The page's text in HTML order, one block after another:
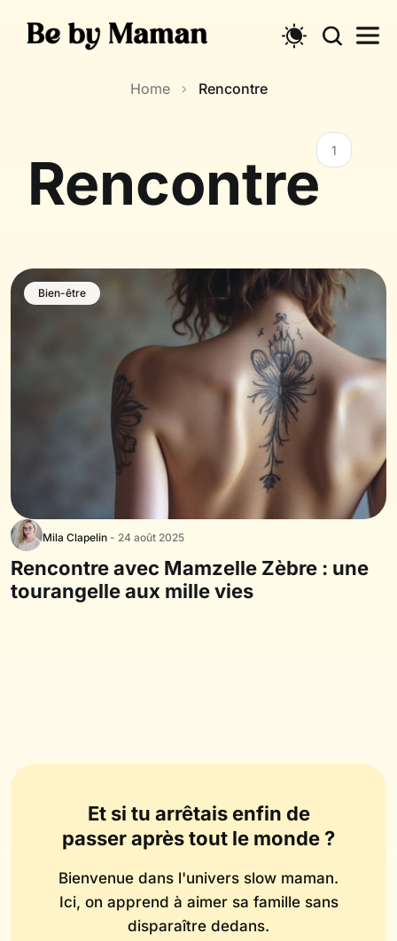
Home Rencontre
Rencontre1
Bien-être
Mila Clapelin - 24 août 2025
Rencontre avec Mamzelle Zèbre : une
tourangelle aux mille vies
Et si tu arrêtais enfin de
passer après tout le monde ?
Bienvenue dans l'univers slow maman.
Ici, on apprend à aimer sa famille sans
disparaître dedans.